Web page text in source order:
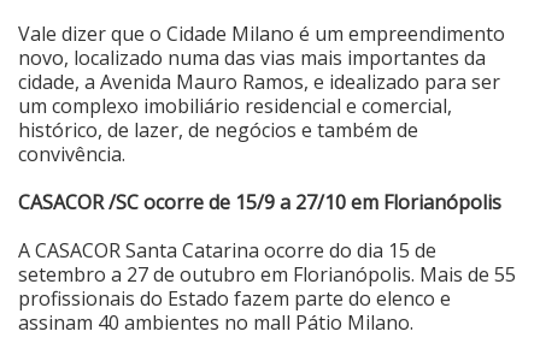
Vale dizer que o Cidade Milano é um empreendimento
novo, localizado numa das vias mais importantes da
cidade, a Avenida Mauro Ramos, e idealizado para ser
um complexo imobiliário residencial e comercial,
histórico, de lazer, de negócios e também de
convivência.
CASACOR /SC ocorre de 15/9 a 27/10 em Florianópolis
A CASACOR Santa Catarina ocorre do dia 15 de
setembro a 27 de outubro em Florianópolis. Mais de 55
profissionais do Estado fazem parte do elenco e
assinam 40 ambientes no mall Pátio Milano.